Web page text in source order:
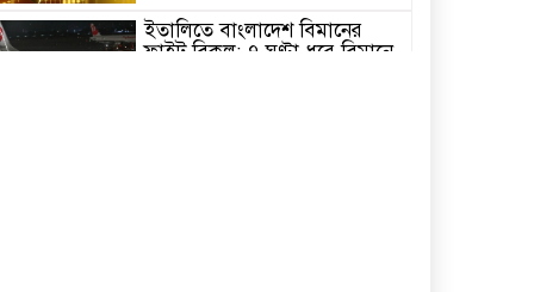
ইতালিতে বাংলাদেশ বিমানের
ফ্লাইট বিকল: ৭ ঘণ্টা ধরে বিমানে